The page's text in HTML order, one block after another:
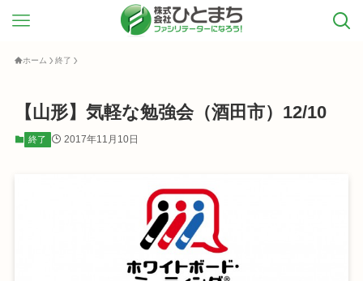
ホーム 終了
【山形】気軽な勉強会（酒田市）12/10
終了 2017年11月10日